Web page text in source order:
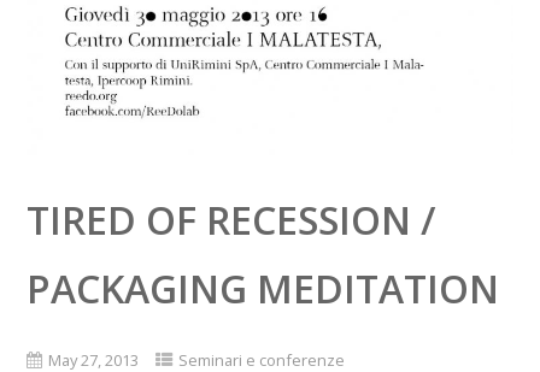
TIRED OF RECESSION /
PACKAGING MEDITATION
May 27, 2013 Seminari e conferenze